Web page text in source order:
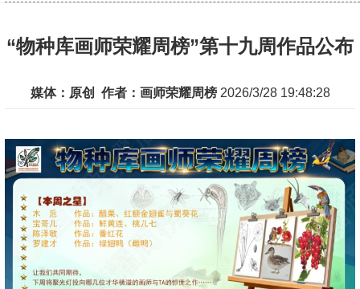
“物种库画师荣耀周榜”第十九周作品公布
媒体：原创 作者：画师荣耀周榜 2026/3/28 19:48:28